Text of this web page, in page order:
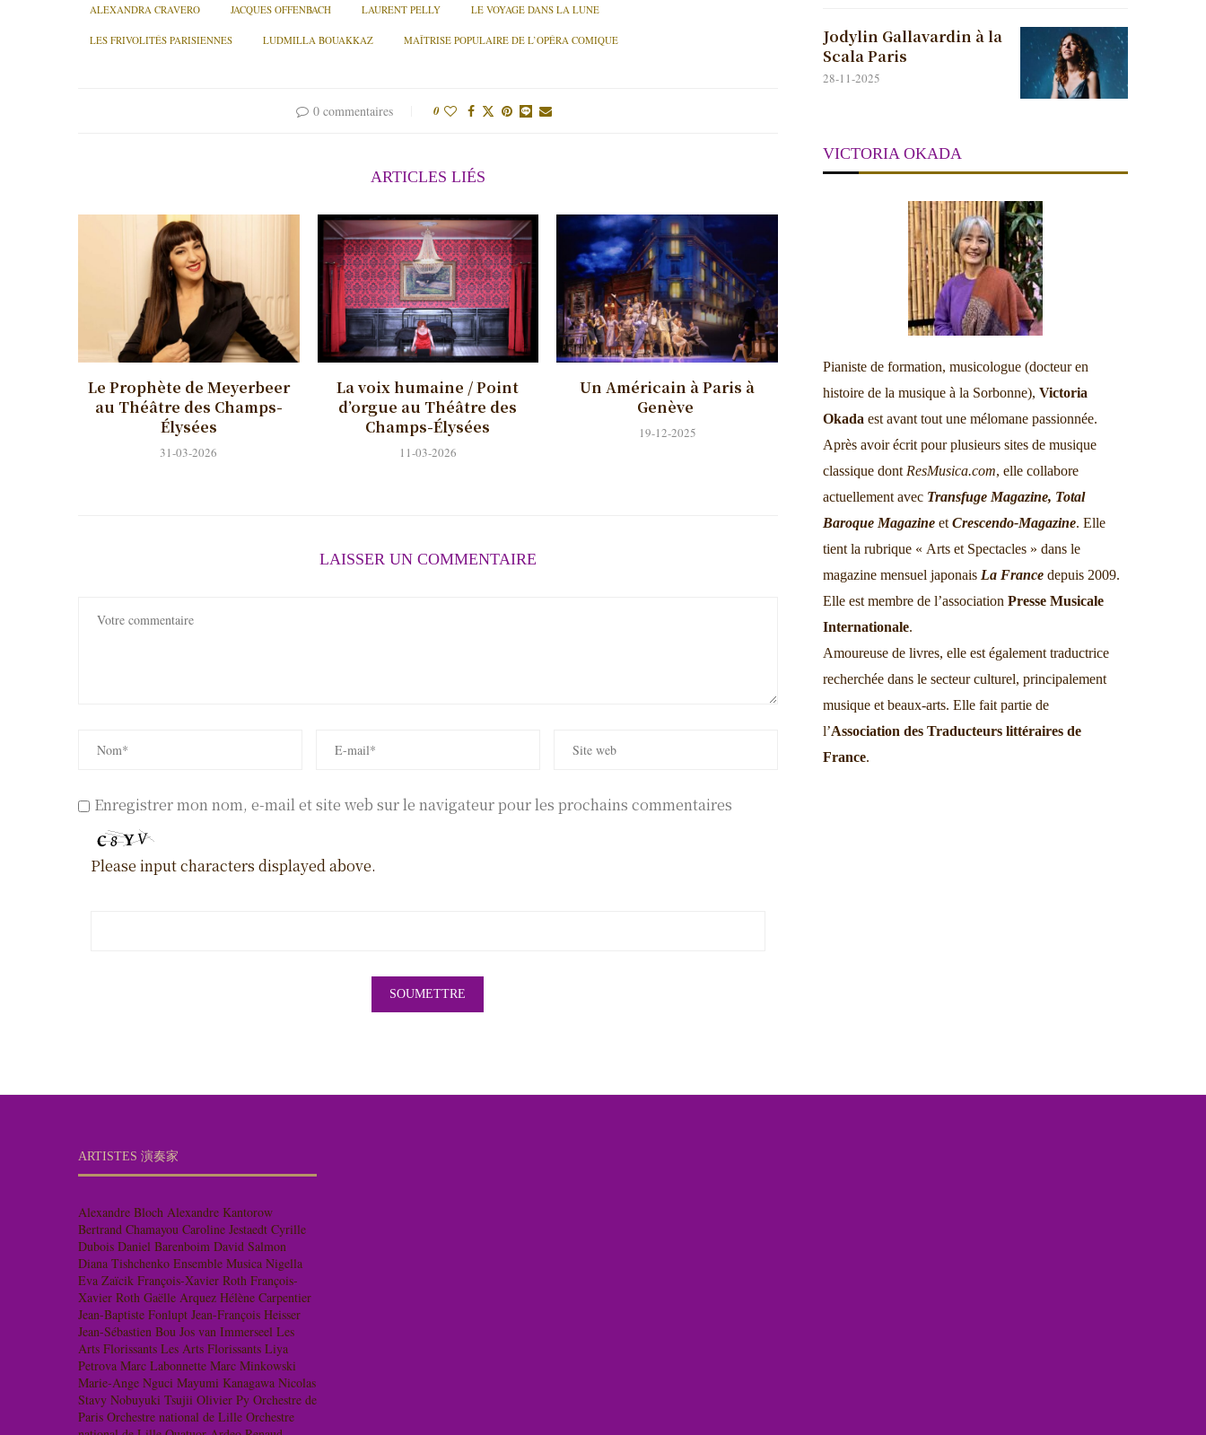
ALEXANDRA CRAVERO JACQUES OFFENBACH LAURENT PELLY LE VOYAGE DANS LA LUNE
LES FRIVOLITÉS PARISIENNES LUDMILLA BOUAKKAZ MAÎTRISE POPULAIRE DE L’OPÉRA COMIQUE
0 commentaires 0
ARTICLES LIÉS
Le Prophète de Meyerbeer
au Théâtre des Champs-
Élysées
31-03-2026
La voix humaine / Point
d’orgue au Théâtre des
Champs-Élysées
11-03-2026
Un Américain à Paris à
Genève
19-12-2025
Il cappello di paglia di
Firenze à Liège
« Ariane en vie »
LAISSER UN COMMENTAIRE
Enregistrer mon nom, e-mail et site web sur le navigateur pour les prochains commentaires
Please input characters displayed above.
Jodylin Gallavardin à la
Scala Paris
28-11-2025
VICTORIA OKADA
Pianiste de formation, musicologue (docteur en
histoire de la musique à la Sorbonne), Victoria
Okada est avant tout une mélomane passionnée.
Après avoir écrit pour plusieurs sites de musique
classique dont ResMusica.com, elle collabore
actuellement avec Transfuge Magazine, Total
Baroque Magazine et Crescendo-Magazine. Elle
tient la rubrique « Arts et Spectacles » dans le
magazine mensuel japonais La France depuis 2009.
Elle est membre de l’association Presse Musicale
Internationale.
Amoureuse de livres, elle est également traductrice
recherchée dans le secteur culturel, principalement
musique et beaux-arts. Elle fait partie de
l’Association des Traducteurs littéraires de
France.
ARTISTES 演奏家
Alexandre Bloch Alexandre Kantorow
Bertrand Chamayou Caroline Jestaedt Cyrille
Dubois Daniel Barenboim David Salmon
Diana Tishchenko Ensemble Musica Nigella
Eva Zaïcik François-Xavier Roth François-
Xavier Roth Gaëlle Arquez Hélène Carpentier
Jean-Baptiste Fonlupt Jean-François Heisser
Jean-Sébastien Bou Jos van Immerseel Les
Arts Florissants Les Arts Florissants Liya
Petrova Marc Labonnette Marc Minkowski
Marie-Ange Nguci Mayumi Kanagawa Nicolas
Stavy Nobuyuki Tsujii Olivier Py Orchestre de
Paris Orchestre national de Lille Orchestre